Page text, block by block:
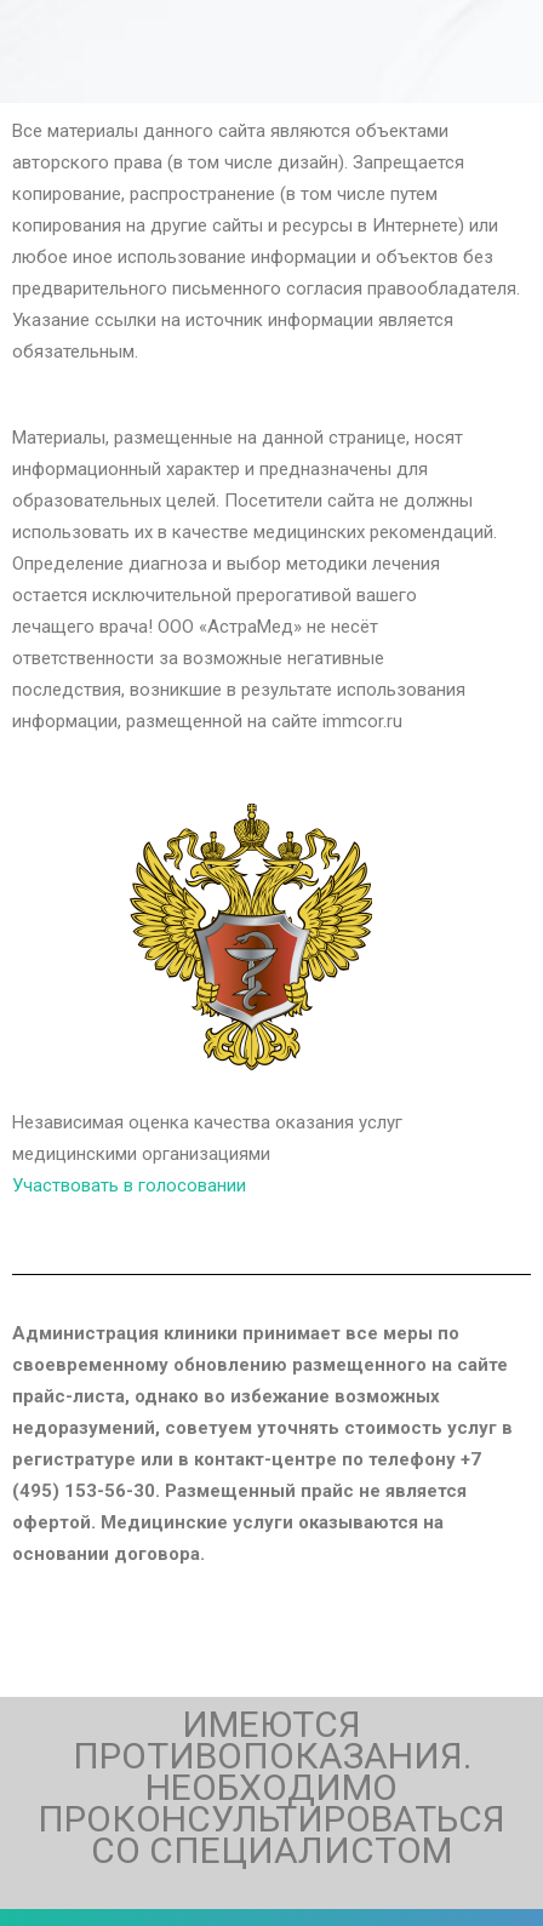
Все материалы данного сайта являются объектами
авторского права (в том числе дизайн). Запрещается
копирование, распространение (в том числе путем
копирования на другие сайты и ресурсы в Интернете) или
любое иное использование информации и объектов без
предварительного письменного согласия правообладателя.
Указание ссылки на источник информации является
обязательным.
Материалы, размещенные на данной странице, носят
информационный характер и предназначены для
образовательных целей. Посетители сайта не должны
использовать их в качестве медицинских рекомендаций.
Определение диагноза и выбор методики лечения
остается исключительной прерогативой вашего
лечащего врача! ООО «АстраМед» не несёт
ответственности за возможные негативные
последствия, возникшие в результате использования
информации, размещенной на сайте immcor.ru
Независимая оценка качества оказания услуг
медицинскими организациями
Участвовать в голосовании
Администрация клиники принимает все меры по
своевременному обновлению размещенного на сайте
прайс-листа, однако во избежание возможных
недоразумений, советуем уточнять стоимость услуг в
регистратуре или в контакт-центре по телефону +7
(495) 153-56-30. Размещенный прайс не является
офертой. Медицинские услуги оказываются на
основании договора.
ИМЕЮТСЯ
ПРОТИВОПОКАЗАНИЯ.
НЕОБХОДИМО
ПРОКОНСУЛЬТИРОВАТЬСЯ
СО СПЕЦИАЛИСТОМ